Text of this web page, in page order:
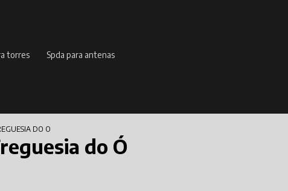
torres spda para antenas
DO O
do Ó